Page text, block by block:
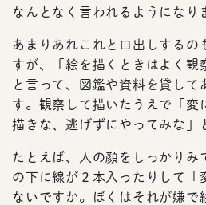
なんとなく言われるようになり
あまりあれこれと口出しするの
すが、「絵を描くときはよく観
と言って、図鑑や資料を貸して
す。観察して描いたうえで「変
描きな、逃げずにやってみな」
たとえば、人の顔をしっかりみ
の下に線が２本入ったりして「
ないですか。ぼくはそれが嫌で